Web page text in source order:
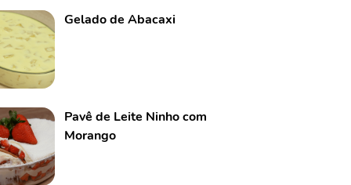
Gelado de Abacaxi
Pavê de Leite Ninho com
Morango